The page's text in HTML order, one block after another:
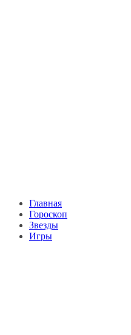
Главная
Гороскоп
Звезды
Игры